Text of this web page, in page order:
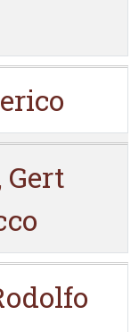
Gert